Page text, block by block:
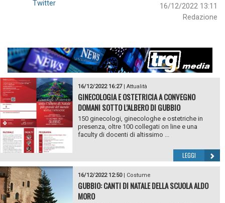
16/12/2022 13:11
Redazione
Twitter
16/12/2022 16:27| Attualità
GINECOLOGIA E OSTETRICIA A CONVEGNO
DOMANI SOTTO L’ALBERO DI GUBBIO
150 ginecologi, ginecologhe e ostetriche in
presenza, oltre 100 collegati on line e una
faculty di docenti di altissimo ...
LEGGI
16/12/2022 12:50| Costume
GUBBIO: CANTI DI NATALE DELLA SCUOLA ALDO
MORO